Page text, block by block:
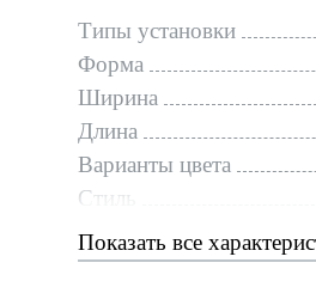
Типы установки
Форма
Ширина
Длина
Варианты цвета
Стиль
Показать все